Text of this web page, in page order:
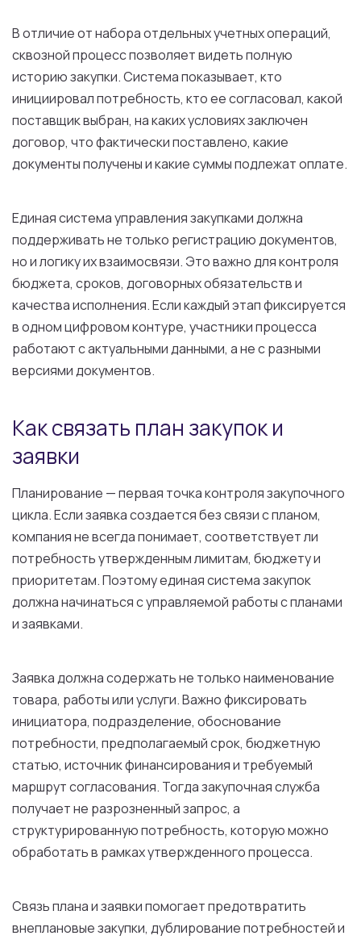
В отличие от набора отдельных учетных операций,
сквозной процесс позволяет видеть полную
историю закупки. Система показывает, кто
инициировал потребность, кто ее согласовал, какой
поставщик выбран, на каких условиях заключен
договор, что фактически поставлено, какие
документы получены и какие суммы подлежат оплате.
Единая система управления закупками должна
поддерживать не только регистрацию документов,
но и логику их взаимосвязи. Это важно для контроля
бюджета, сроков, договорных обязательств и
качества исполнения. Если каждый этап фиксируется
в одном цифровом контуре, участники процесса
работают с актуальными данными, а не с разными
версиями документов.
Как связать план закупок и
заявки
Планирование — первая точка контроля закупочного
цикла. Если заявка создается без связи с планом,
компания не всегда понимает, соответствует ли
потребность утвержденным лимитам, бюджету и
приоритетам. Поэтому единая система закупок
должна начинаться с управляемой работы с планами
и заявками.
Заявка должна содержать не только наименование
товара, работы или услуги. Важно фиксировать
инициатора, подразделение, обоснование
потребности, предполагаемый срок, бюджетную
статью, источник финансирования и требуемый
маршрут согласования. Тогда закупочная служба
получает не разрозненный запрос, а
структурированную потребность, которую можно
обработать в рамках утвержденного процесса.
Связь плана и заявки помогает предотвратить
внеплановые закупки, дублирование потребностей и